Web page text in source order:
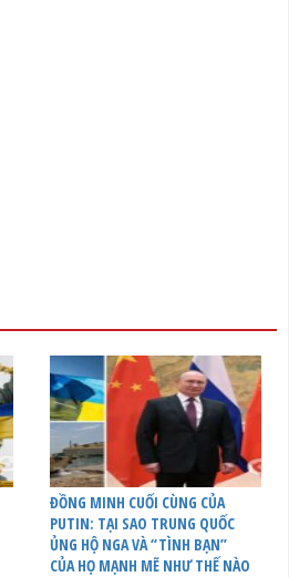
ĐỒNG MINH CUỐI CÙNG CỦA
PUTIN: TẠI SAO TRUNG QUỐC
ỦNG HỘ NGA VÀ “TÌNH BẠN”
CỦA HỌ MẠNH MẼ NHƯ THẾ NÀO